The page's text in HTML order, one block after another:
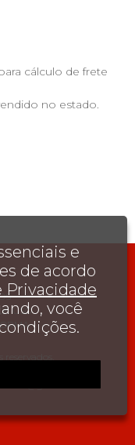
cálculo de frete
no estado.
USO
e
de acordo
Privacidade
você